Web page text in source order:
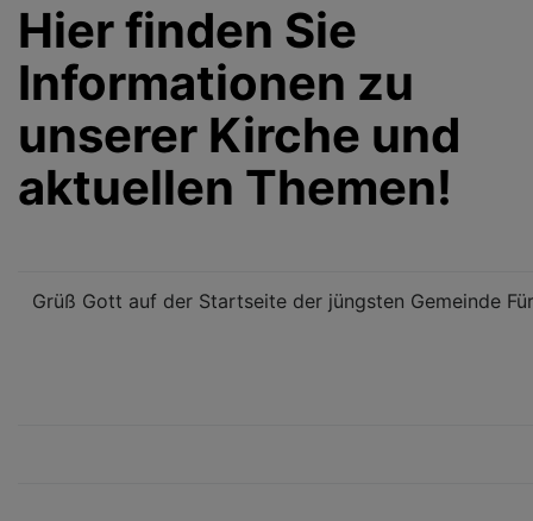
Hier finden Sie
Informationen zu
unserer Kirche und
aktuellen Themen!
Grüß Gott auf der Startseite der jüngsten Gemeinde